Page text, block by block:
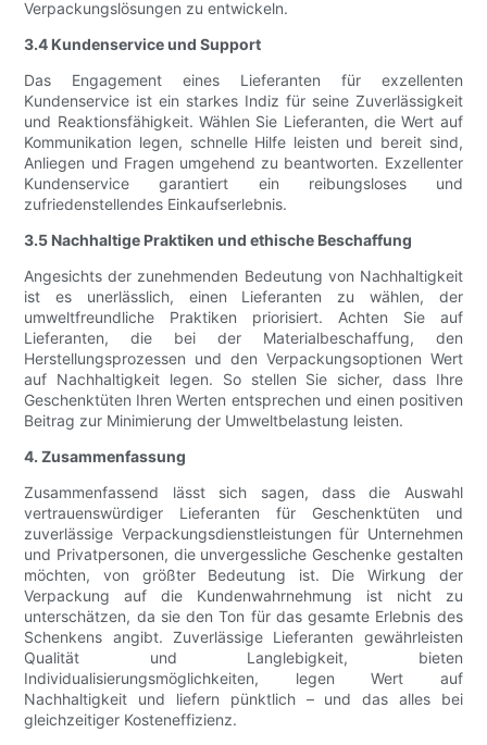
Verpackungslösungen zu entwickeln.
3.4 Kundenservice und Support
Das Engagement eines Lieferanten für exzellenten
Kundenservice ist ein starkes Indiz für seine Zuverlässigkeit
und Reaktionsfähigkeit. Wählen Sie Lieferanten, die Wert auf
Kommunikation legen, schnelle Hilfe leisten und bereit sind,
Anliegen und Fragen umgehend zu beantworten. Exzellenter
Kundenservice garantiert ein reibungsloses und
zufriedenstellendes Einkaufserlebnis.
3.5 Nachhaltige Praktiken und ethische Beschaffung
Angesichts der zunehmenden Bedeutung von Nachhaltigkeit
ist es unerlässlich, einen Lieferanten zu wählen, der
umweltfreundliche Praktiken priorisiert. Achten Sie auf
Lieferanten, die bei der Materialbeschaffung, den
Herstellungsprozessen und den Verpackungsoptionen Wert
auf Nachhaltigkeit legen. So stellen Sie sicher, dass Ihre
Geschenktüten Ihren Werten entsprechen und einen positiven
Beitrag zur Minimierung der Umweltbelastung leisten.
4. Zusammenfassung
Zusammenfassend lässt sich sagen, dass die Auswahl
vertrauenswürdiger Lieferanten für Geschenktüten und
zuverlässige Verpackungsdienstleistungen für Unternehmen
und Privatpersonen, die unvergessliche Geschenke gestalten
möchten, von größter Bedeutung ist. Die Wirkung der
Verpackung auf die Kundenwahrnehmung ist nicht zu
unterschätzen, da sie den Ton für das gesamte Erlebnis des
Schenkens angibt. Zuverlässige Lieferanten gewährleisten
Qualität und Langlebigkeit, bieten
Individualisierungsmöglichkeiten, legen Wert auf
Nachhaltigkeit und liefern pünktlich – und das alles bei
gleichzeitiger Kosteneffizienz.